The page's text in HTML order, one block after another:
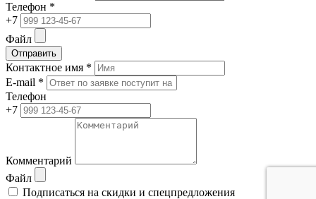
Телефон *
+7
Файл
Отправить
Контактное имя *
E-mail *
Телефон
+7
Комментарий
Файл
Подписаться на скидки и спецпредложения